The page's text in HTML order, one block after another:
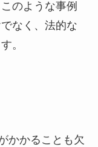
のような事例
なく、法的な
。
かかることも欠